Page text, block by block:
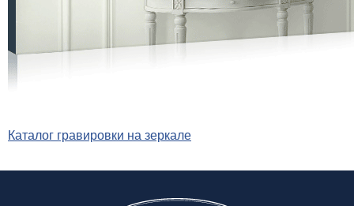
Каталог гравировки на зеркале